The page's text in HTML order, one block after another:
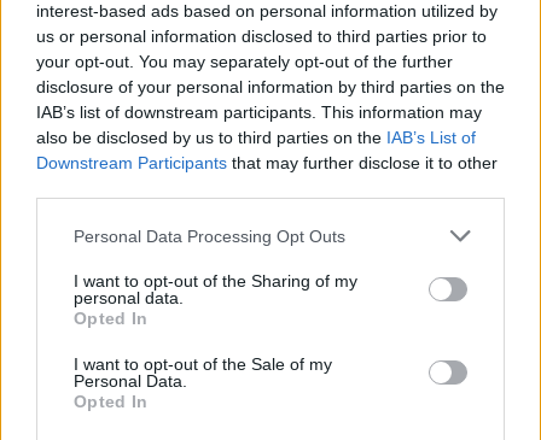
interest-based ads based on personal information utilized by
us or personal information disclosed to third parties prior to
your opt-out. You may separately opt-out of the further
disclosure of your personal information by third parties on the
IAB’s list of downstream participants. This information may
also be disclosed by us to third parties on the IAB’s List of
Downstream Participants that may further disclose it to other
Please note that this website/app uses one or more Google
not limited to your visit or usage behaviour. You may click to
grant or deny consent to Google and its third-party tags to
use your data for below specified purposes in below Google
consent section.
Personal Data Processing Opt Outs
I want to opt-out of the Sharing of my
personal data.
Opted In
I want to opt-out of the Sale of my
Personal Data.
Opted In
ΔΙΑΦΗΜΙΣΗ
Αν τα χάσατε